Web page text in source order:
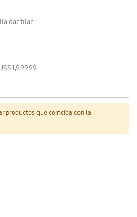
productos que coincida con la
dactilar
1,999.99